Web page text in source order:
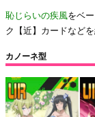
恥じらいの疾風をベ
ク【近】カードなどを
カノーネ型